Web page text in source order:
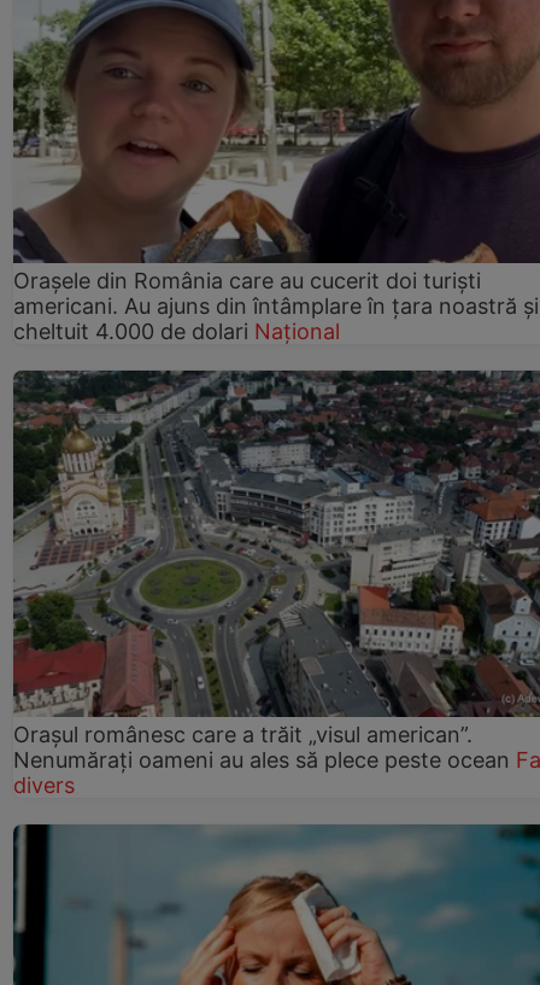
Orașele din România care au cucerit doi turiști
americani. Au ajuns din întâmplare în țara noastră
cheltuit 4.000 de dolari Național
Orașul românesc care a trăit „visul american”.
Nenumărați oameni au ales să plece peste ocean
divers